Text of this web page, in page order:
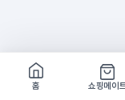
홈
쇼핑메이